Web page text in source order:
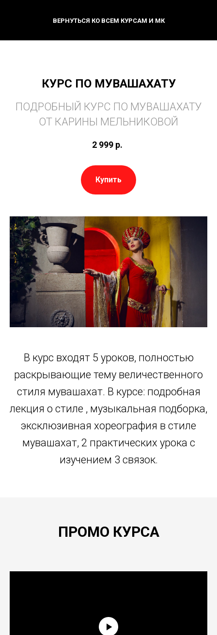
ВЕРНУТЬСЯ КО ВСЕМ КУРСАМ И МК
КУРС ПО МУВАШАХАТУ
ПОДРОБНЫЙ КУРС ПО МУВАШАХАТУ
ОТ КАРИНЫ МЕЛЬНИКОВОЙ
2 999 р.
Купить
В курс входят 5 уроков, полностью
раскрывающие тему величественного
стиля мувашахат. В курсе: подробная
лекция о стиле , музыкальная подборка,
эксклюзивная хореография в стиле
мувашахат, 2 практических урока с
изучением 3 связок.
ПРОМО КУРСА